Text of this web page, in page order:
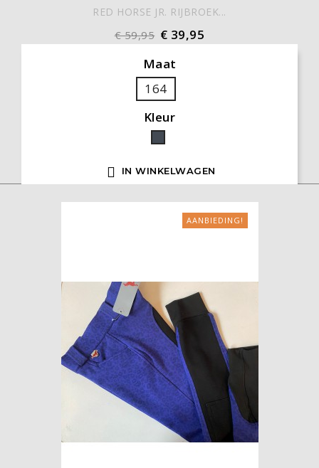
RED HORSE JR. RIJBROEK...
€ 59,95 € 39,95
Maat
164
Kleur
Zwart
 IN WINKELWAGEN
AANBIEDING!